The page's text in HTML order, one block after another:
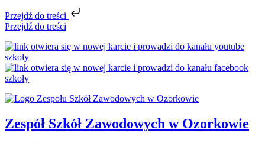
Przejdź do treści
Przejdź do treści
Zespół Szkół Zawodowych w Ozorkowie